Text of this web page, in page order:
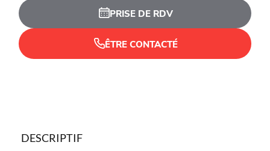
PRISE DE RDV
ÊTRE CONTACTÉ
DESCRIPTIF